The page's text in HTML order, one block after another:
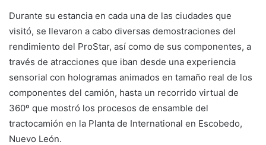
Durante su estancia en cada una de las ciudades que
visitó, se llevaron a cabo diversas demostraciones del
rendimiento del ProStar, así como de sus componentes, a
través de atracciones que iban desde una experiencia
sensorial con hologramas animados en tamaño real de los
componentes del camión, hasta un recorrido virtual de
360º que mostró los procesos de ensamble del
tractocamión en la Planta de International en Escobedo,
Nuevo León.